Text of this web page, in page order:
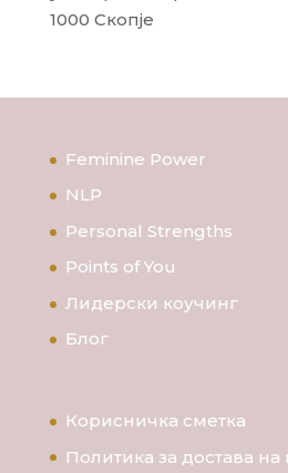
1000 Скопје
Feminine Power
NLP
Personal Strengths
Points of You
Лидерски коучинг
Блог
Корисничка сметка
Политика за достава